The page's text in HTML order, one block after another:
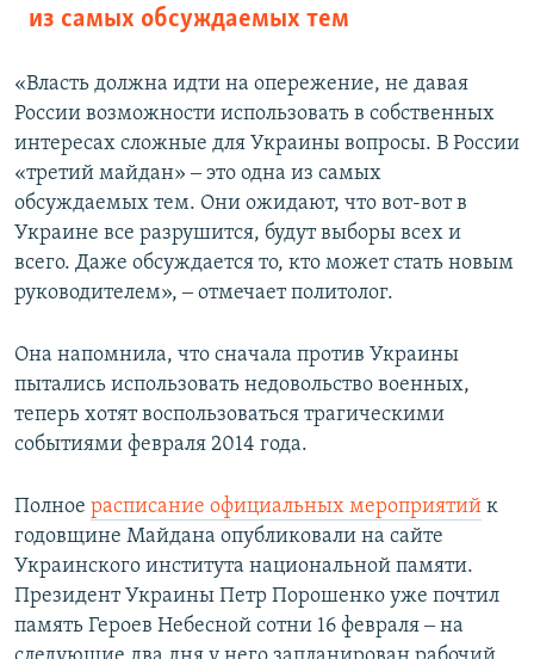
из самых обсуждаемых тем
«Власть должна идти на опережение, не давая
России возможности использовать в собственных
интересах сложные для Украины вопросы. В России
«третий майдан» ‒ это одна из самых
обсуждаемых тем. Они ожидают, что вот-вот в
Украине все разрушится, будут выборы всех и
всего. Даже обсуждается то, кто может стать новым
руководителем», ‒ отмечает политолог.
Она напомнила, что сначала против Украины
пытались использовать недовольство военных,
теперь хотят воспользоваться трагическими
событиями февраля 2014 года.
Полное расписание официальных мероприятий к
годовщине Майдана опубликовали на сайте
Украинского института национальной памяти.
Президент Украины Петр Порошенко уже почтил
память Героев Небесной сотни 16 февраля ‒ на